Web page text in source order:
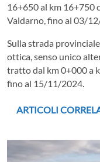
16+650 al km 16+750
Valdarno, fino al 03/
Sulla strada
ottica, senso unico
tratto dal km 0+000 a
fino al 15/11/2024.
ARTICOLI